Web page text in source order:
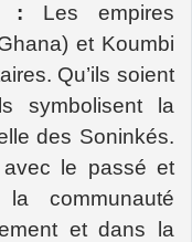
: Les empires
et Koumbi
Qu’ils soient
symbolisent la
des Soninkés.
le passé et
communauté
et dans la